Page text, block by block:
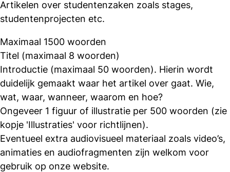
Artikelen over studentenzaken zoals stages,
studentenprojecten etc.
Maximaal 1500 woorden
Titel (maximaal 8 woorden)
Introductie (maximaal 50 woorden). Hierin wordt
duidelijk gemaakt waar het artikel over gaat. Wie,
wat, waar, wanneer, waarom en hoe?
Ongeveer 1 figuur of illustratie per 500 woorden (zie
kopje 'Illustraties' voor richtlijnen).
Eventueel extra audiovisueel materiaal zoals video’s,
animaties en audiofragmenten zijn welkom voor
gebruik op onze website.